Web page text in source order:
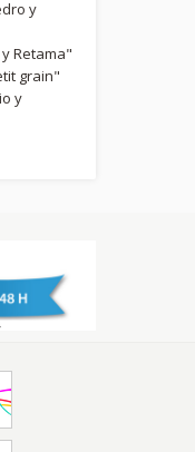
y
Retama"
grain"
y